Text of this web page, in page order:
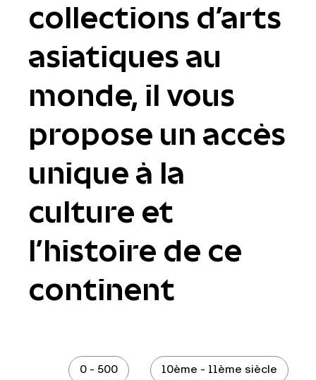
collections d'arts
asiatiques au
monde, il vous
propose un accès
unique à la
culture et
l’histoire de ce
continent
0 - 500 10ème - 11ème siècle